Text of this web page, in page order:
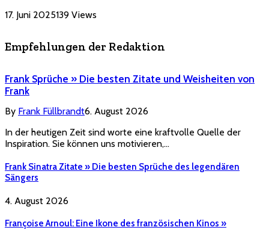
17. Juni 2025139 Views
Empfehlungen der Redaktion
Frank Sprüche » Die besten Zitate und Weisheiten von
Frank
By Frank Füllbrandt6. August 2026
In der heutigen Zeit sind worte eine kraftvolle Quelle der
Inspiration. Sie können uns motivieren,…
Frank Sinatra Zitate » Die besten Sprüche des legendären
Sängers
4. August 2026
Françoise Arnoul: Eine Ikone des französischen Kinos »